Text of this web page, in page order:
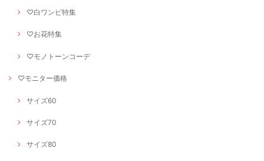
♡白ワンピ特集
♡お花特集
♡モノトーンコーデ
♡モニター価格
サイズ60
サイズ70
サイズ80